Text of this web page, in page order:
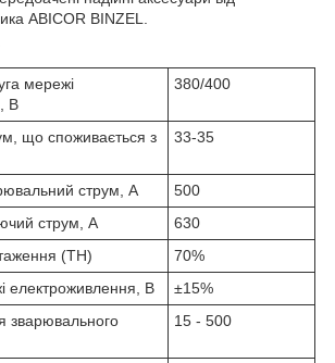
ABICOR BINZEL.
мережі
В
380/400
що споживається з
33-35
струм, А
500
струм, А
630
(ТН)
70%
електроживлення, В
±15%
зварювального
15 - 500